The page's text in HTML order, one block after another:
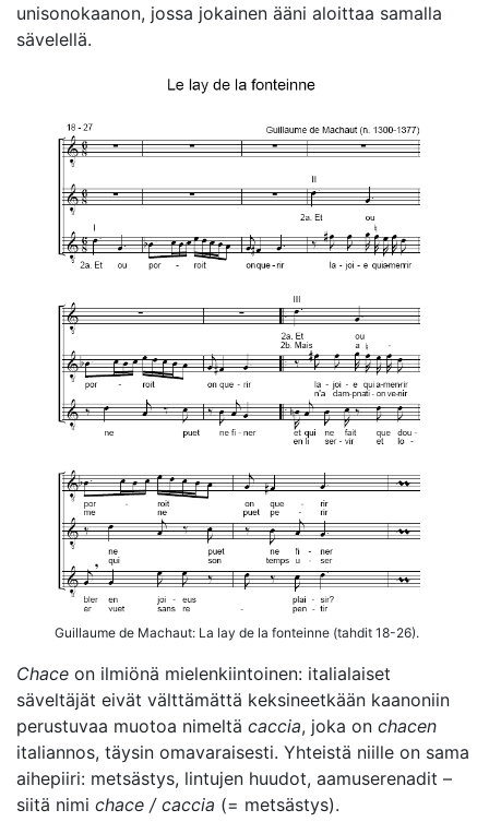
unisonokaanon, jossa jokainen ääni aloittaa samalla
sävelellä.
Guillaume de Machaut: La lay de la fonteinne (tahdit 18-26).
Chace on ilmiönä mielenkiintoinen: italialaiset
säveltäjät eivät välttämättä keksineetkään kaanoniin
perustuvaa muotoa nimeltä caccia, joka on chacen
italiannos, täysin omavaraisesti. Yhteistä niille on sama
aihepiiri: metsästys, lintujen huudot, aamuserenadit –
siitä nimi chace / caccia (= metsästys).